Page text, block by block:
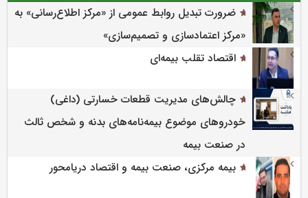
ضرورت تبدیل روابط عمومی از «مرکز اطلاع‌رسانی» به
«مرکز اعتمادسازی و تصمیم‌سازی»
اقتصاد تقلب بیمه‌ای
چالش‌های مدیریت قطعات خسارتی (داغی)
خودروهای موضوع بیمه‌نامه‌های بدنه و شخص ثالث
در صنعت بیمه
بیمه مرکزی، صنعت بیمه و اقتصاد دریامحور